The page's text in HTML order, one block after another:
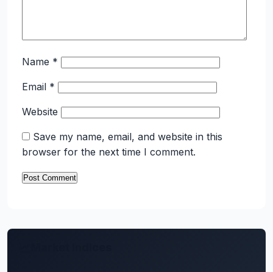
Name *
Email *
Website
Save my name, email, and website in this
browser for the next time I comment.